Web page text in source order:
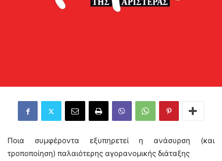
Ποια συμφέροντα εξυπηρετεί η ανάσυρση (και
τροποποίηση) παλαιότερης αγορανομικής διάταξης